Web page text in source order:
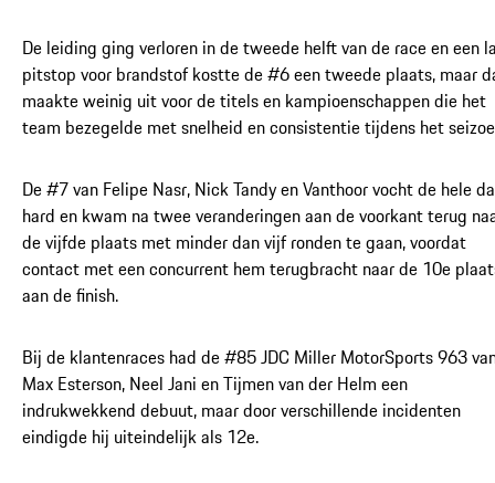
De leiding ging verloren in de tweede helft van de race en een
pitstop voor brandstof kostte de #6 een tweede plaats, maar
maakte weinig uit voor de titels en kampioenschappen die het
team bezegelde met snelheid en consistentie tijdens het
De #7 van Felipe Nasr, Nick Tandy en Vanthoor vocht de hele
hard en kwam na twee veranderingen aan de voorkant terug
de vijfde plaats met minder dan vijf ronden te gaan, voordat
contact met een concurrent hem terugbracht naar de 10e
aan de finish.
Bij de klantenraces had de #85 JDC Miller MotorSports 963
Max Esterson, Neel Jani en Tijmen van der Helm een
indrukwekkend debuut, maar door verschillende incidenten
eindigde hij uiteindelijk als 12e.